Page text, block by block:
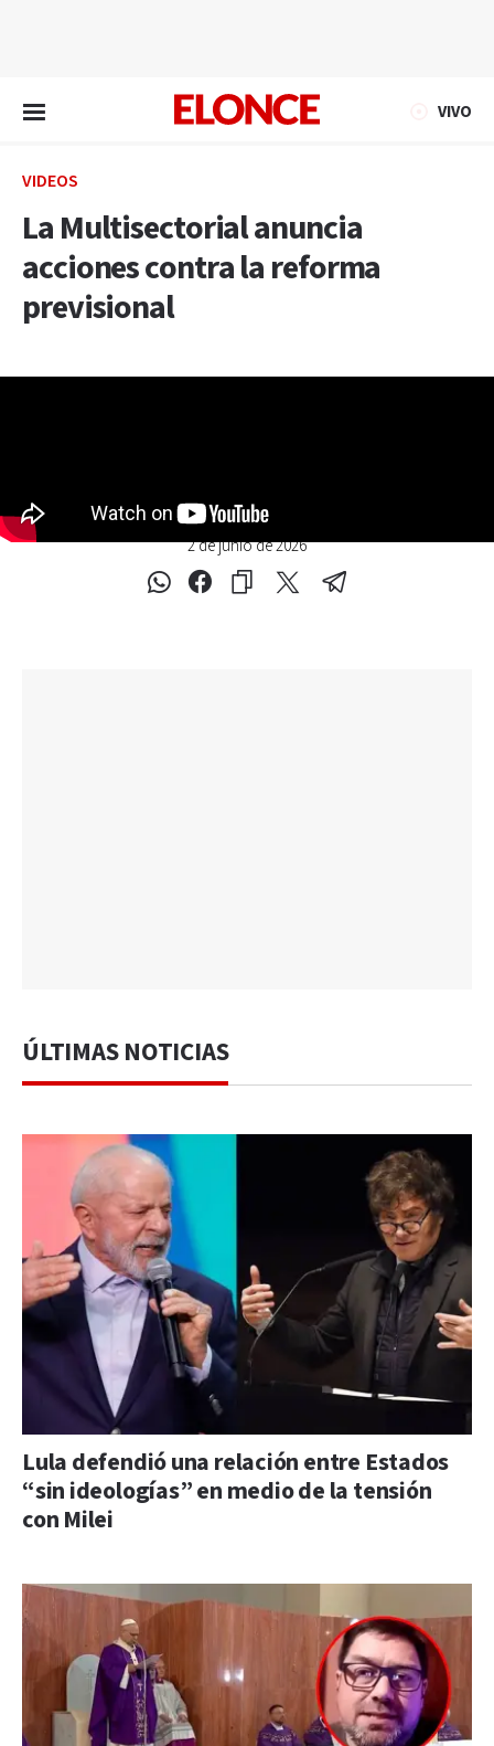
VIVO
VIDEOS
La Multisectorial anuncia
acciones contra la reforma
previsional
2 de junio de 2026
ÚLTIMAS NOTICIAS
Lula defendió una relación entre Estados
“sin ideologías” en medio de la tensión
con Milei